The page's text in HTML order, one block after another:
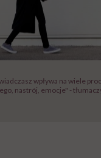
wpływa na wiele
nastrój, emocje" -